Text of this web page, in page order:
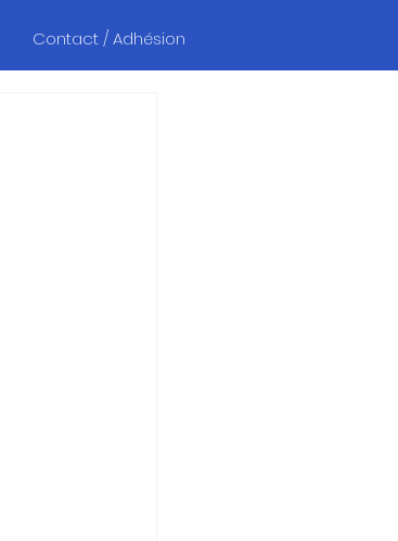
Contact / Adhésion